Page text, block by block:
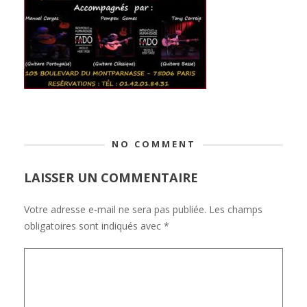
NO COMMENT
LAISSER UN COMMENTAIRE
Votre adresse e-mail ne sera pas publiée. Les champs
obligatoires sont indiqués avec *